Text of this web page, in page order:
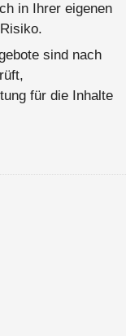
in Ihrer eigenen
sind nach
für die Inhalte